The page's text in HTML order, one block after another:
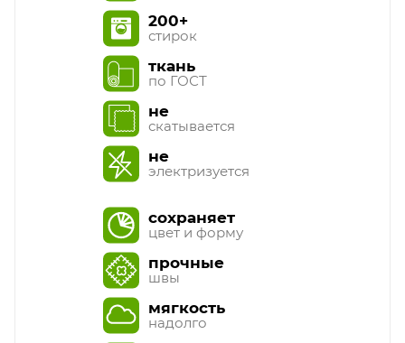
200+
стирок
ткань
по ГОСТ
не
скатывается
не
электризуется
сохраняет
цвет и форму
прочные
швы
мягкость
надолго